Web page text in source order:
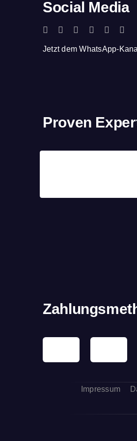
Social Media
Jetzt dem WhatsApp-
Proven
Impressum